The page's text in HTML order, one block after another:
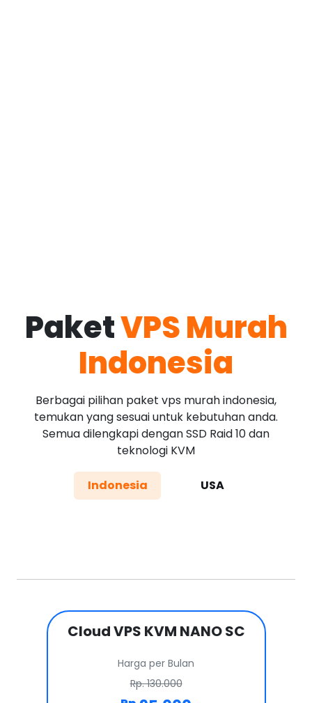
PaketVPS Murah
Indonesia
Berbagai pilihan paket vps murah indonesia,
temukan yang sesuai untuk kebutuhan anda.
Semua dilengkapi dengan SSD Raid 10 dan
teknologi KVM
Indonesia USA
Cloud VPS KVM NANO SC
Harga per Bulan
Rp. 130.000